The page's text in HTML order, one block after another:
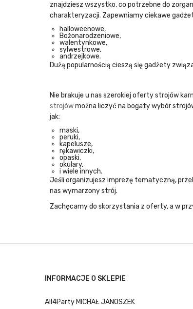
znajdziesz wszystko, co potrzebne do
charakteryzacji. Zapewniamy ciekawe
halloweenowe,
Bożonarodzeniowe,
walentynkowe,
sylwestrowe,
andrzejkowe.
Dużą popularnością cieszą się gadżety
Nie brakuje u nas szerokiej ofertystrojów
strojówmożna liczyć na bogaty wybór
jak:
maski,
peruki,
kapelusze,
rękawiczki,
opaski,
okulary,
i wiele innych.
Jeśli organizujesz imprezę tematyczną,
nas wymarzony strój.
Zachęcamy do skorzystania z oferty, a w
INFORMACJE O SKLEPIE
All4Party MICHAŁ JANOSZEK